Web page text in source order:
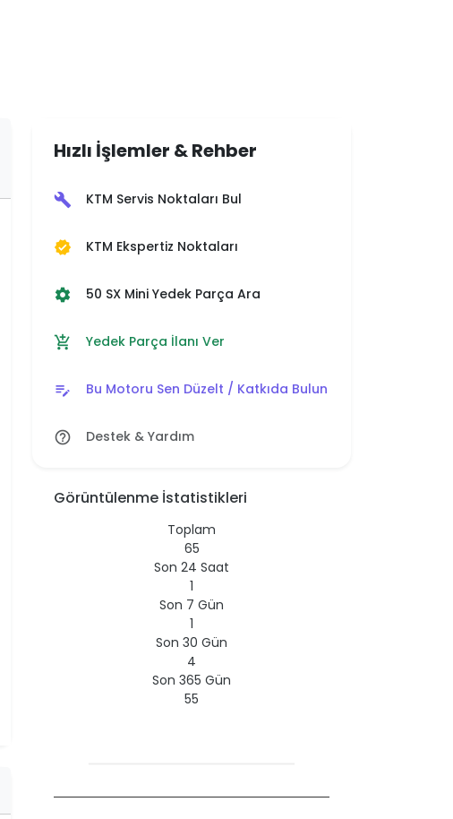
Hızlı İşlemler & Rehber
build KTM Servis Noktaları Bul
verified KTM Ekspertiz Noktaları
settings 50 SX Mini Yedek Parça Ara
add_shopping_cart Yedek Parça İlanı Ver
edit_note Bu Motoru Sen Düzelt / Katkıda Bulun
help_outline Destek & Yardım
Görüntülenme İstatistikleri
Toplam
65
Son 24 Saat
1
Son 7 Gün
1
Son 30 Gün
4
Son 365 Gün
55